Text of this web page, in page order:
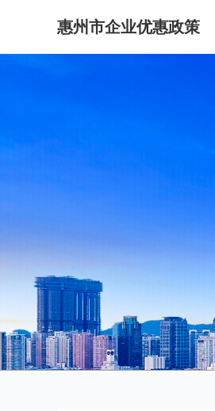
惠州市企业优惠政策